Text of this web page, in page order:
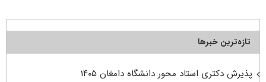
تازه‌ترین خبرها
پذیرش دکتری استاد محور دانشگاه دامغان ۱۴۰۵